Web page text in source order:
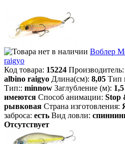
Воблер
raigyo
Код товара: 15224 Производитель:
albino raigyo Длина(см): 8,05 Тип
Тип:: minnow Заглубление (м): 1,5
имеются Способ анимации: Stop
рывковая Страна изготовления:
заброса: есть Вид ловли:
Отсутствует